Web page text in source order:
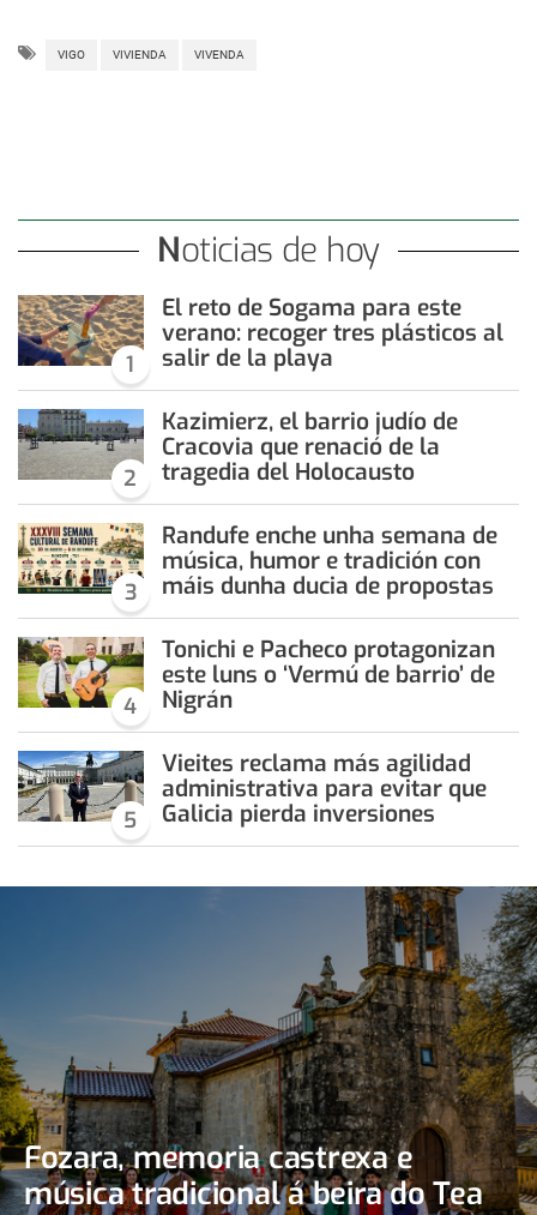
VIGO VIVIENDA VIVENDA
Noticias de hoy
1
El reto de Sogama para este
verano: recoger tres plásticos al
salir de la playa
2
Kazimierz, el barrio judío de
Cracovia que renació de la
tragedia del Holocausto
3
Randufe enche unha semana de
música, humor e tradición con
máis dunha ducia de propostas
4
Tonichi e Pacheco protagonizan
este luns o ‘Vermú de barrio’ de
Nigrán
5
Vieites reclama más agilidad
administrativa para evitar que
Galicia pierda inversiones
Fozara, memoria castrexa e
música tradicional á beira do Tea